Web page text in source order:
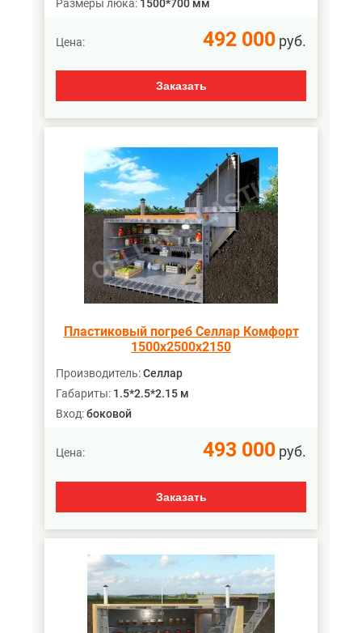
Размеры люка: 1500*700 мм
Цена: 492 000 руб.
Заказать
Пластиковый погреб Селлар Комфорт
1500х2500х2150
Производитель:Селлар
Габариты: 1.5*2.5*2.15 м
Вход:боковой
Цена: 493 000 руб.
Заказать